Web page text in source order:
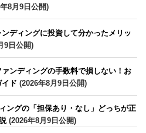
8月9日公開)
ンディングに投資して分かったメリッ
9日公開)
ァンディングの手数料で損しない！お
ド (2026年8月9日公開)
ングの「担保あり・なし」どっちが正
(2026年8月9日公開)